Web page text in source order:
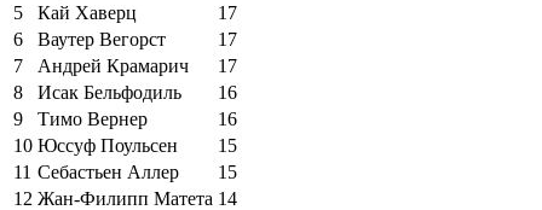
5
Кай Хаверц
17
6
Ваутер Вегорст
17
7
Андрей Крамарич
17
8
Исак Бельфодиль
16
9
Тимо Вернер
16
10 Юссуф Поульсен
15
11 Себастьен Аллер
15
12 Жан-Филипп Матета 14